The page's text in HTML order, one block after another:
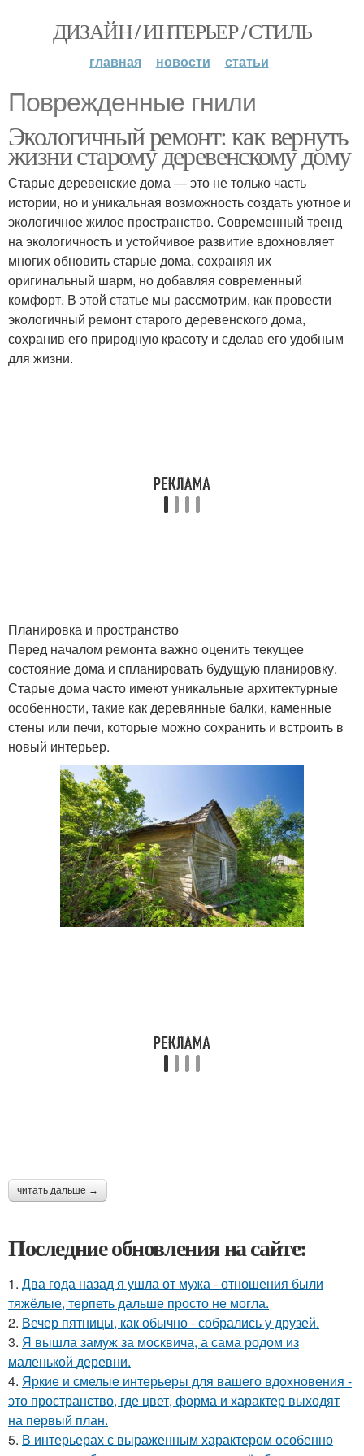
ДИЗАЙН / ИНТЕРЬЕР / СТИЛЬ
главная новости статьи
Поврежденные гнили
Экологичный ремонт: как вернуть
жизни старому деревенскому дому
Старые деревенские дома — это не только часть
истории, но и уникальная возможность создать уютное и
экологичное жилое пространство. Современный тренд
на экологичность и устойчивое развитие вдохновляет
многих обновить старые дома, сохраняя их
оригинальный шарм, но добавляя современный
комфорт. В этой статье мы рассмотрим, как провести
экологичный ремонт старого деревенского дома,
сохранив его природную красоту и сделав его удобным
для жизни.
Планировка и пространство
Перед началом ремонта важно оценить текущее
состояние дома и спланировать будущую планировку.
Старые дома часто имеют уникальные архитектурные
особенности, такие как деревянные балки, каменные
стены или печи, которые можно сохранить и встроить в
новый интерьер.
читать дальше →
Последние обновления на сайте:
1. Два года назад я ушла от мужа - отношения были
тяжёлые, терпеть дальше просто не могла.
2. Вечер пятницы, как обычно - собрались у друзей.
3. Я вышла замуж за москвича, а сама родом из
маленькой деревни.
4. Яркие и смелые интерьеры для вашего вдохновения -
это пространство, где цвет, форма и характер выходят
на первый план.
5. В интерьерах с выраженным характером особенно